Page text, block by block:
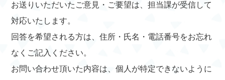
お送りいただいたご意見・ご要望は、担当課が受信して
対応いたします。
回答を希望される方は、住所・氏名・電話番号をお忘れ
なくご記入ください。
お問い合わせ頂いた内容は、個人が特定できないように